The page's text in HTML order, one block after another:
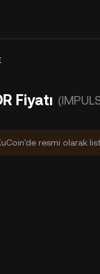
Fiyatı
resmi olarak